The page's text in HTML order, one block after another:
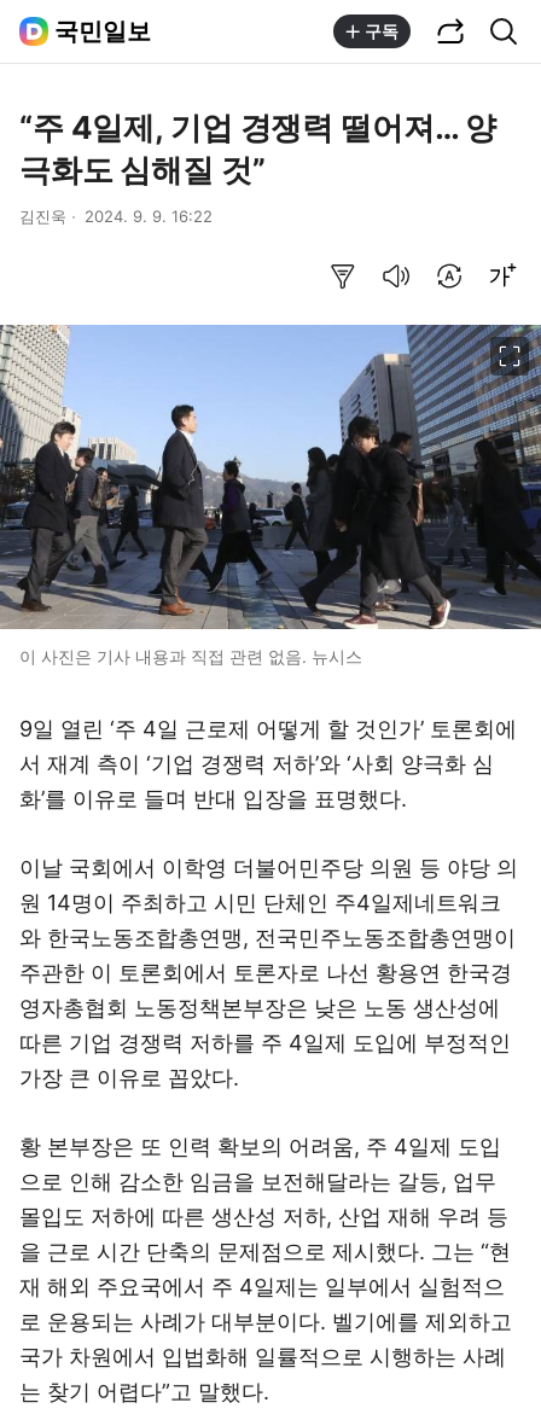
국민일보 구독
“주 4일제, 기업 경쟁력 떨어져… 양
극화도 심해질 것”
김진욱 2024. 9. 9. 16:22
이 사진은 기사 내용과 직접 관련 없음. 뉴시스
9일 열린 ‘주 4일 근로제 어떻게 할 것인가’ 토론회에
서 재계 측이 ‘기업 경쟁력 저하’와 ‘사회 양극화 심
화’를 이유로 들며 반대 입장을 표명했다.
이날 국회에서 이학영 더불어민주당 의원 등 야당 의
원 14명이 주최하고 시민 단체인 주4일제네트워크
와 한국노동조합총연맹, 전국민주노동조합총연맹이
주관한 이 토론회에서 토론자로 나선 황용연 한국경
영자총협회 노동정책본부장은 낮은 노동 생산성에
따른 기업 경쟁력 저하를 주 4일제 도입에 부정적인
가장 큰 이유로 꼽았다.
황 본부장은 또 인력 확보의 어려움, 주 4일제 도입
으로 인해 감소한 임금을 보전해달라는 갈등, 업무
몰입도 저하에 따른 생산성 저하, 산업 재해 우려 등
을 근로 시간 단축의 문제점으로 제시했다. 그는 “현
재 해외 주요국에서 주 4일제는 일부에서 실험적으
로 운용되는 사례가 대부분이다. 벨기에를 제외하고
국가 차원에서 입법화해 일률적으로 시행하는 사례
는 찾기 어렵다”고 말했다.